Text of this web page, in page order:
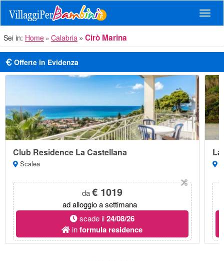
Sei in: Home Calabria Cirò Marina
Offerte in Evidenza
Club Residence La Castellana
Scalea
da€ 1019
ad alloggio a settimana
scade il24/08/26
informula residence